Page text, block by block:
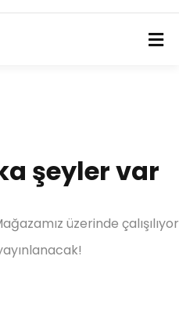
şeyler var
üzerinde çalışılıyor